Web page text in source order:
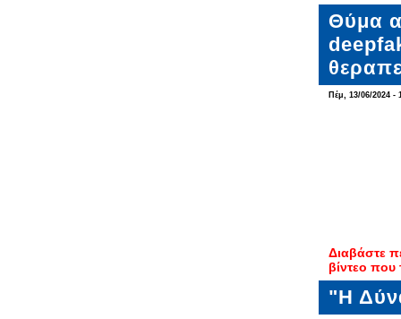
Θύμα
Πέμ, 13/06/2024 -
Διαβάστε
βίντεο που
"Η